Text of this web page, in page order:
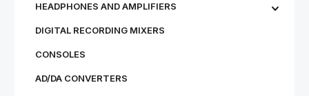
HEADPHONES AND AMPLIFIERS
DIGITAL RECORDING MIXERS
CONSOLES
AD/DA CONVERTERS